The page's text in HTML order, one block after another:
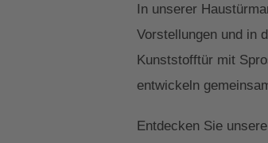
In unserer
Vorstellungen und in
Kunststofftür mit
entwickeln
Entdecken Sie